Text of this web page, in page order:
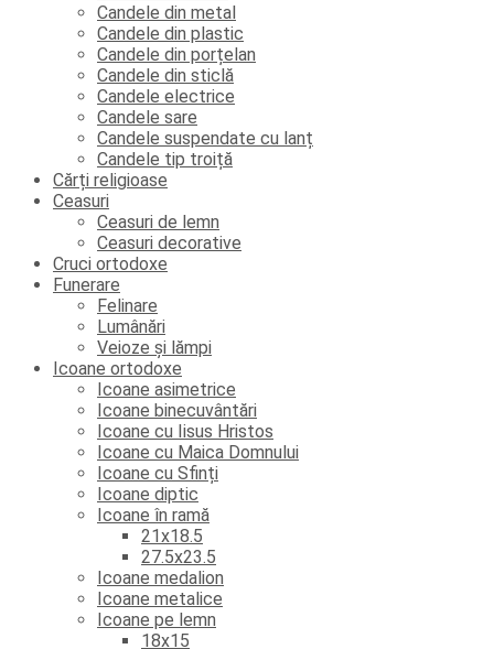
Candele din metal
Candele din plastic
Candele din porțelan
Candele din sticlă
Candele electrice
Candele sare
Candele suspendate cu lanț
Candele tip troiță
Cărți religioase
Ceasuri
Ceasuri de lemn
Ceasuri decorative
Cruci ortodoxe
Funerare
Felinare
Lumânări
Veioze și lămpi
Icoane ortodoxe
Icoane asimetrice
Icoane binecuvântări
Icoane cu Iisus Hristos
Icoane cu Maica Domnului
Icoane cu Sfinți
Icoane diptic
Icoane în ramă
21x18.5
27.5x23.5
Icoane medalion
Icoane metalice
Icoane pe lemn
18x15